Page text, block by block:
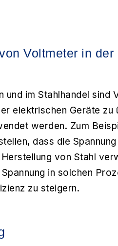
Voltmeter in
und im Stahlhandel sind
elektrischen Geräte
werden. Zum
dass die
von Stahl
in solchen
zu steigern.